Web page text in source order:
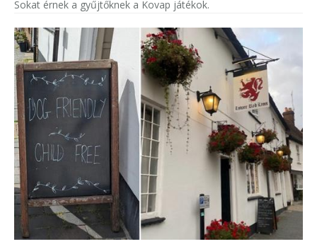
Sokat érnek a gyűjtőknek a Kovap játékok.